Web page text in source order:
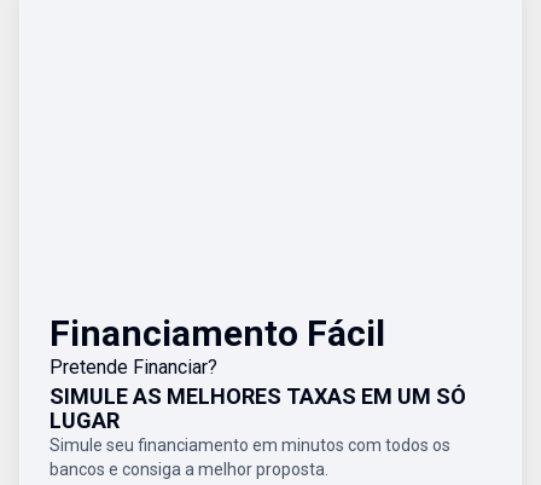
Financiamento Fácil
Pretende Financiar?
SIMULE AS MELHORES TAXAS EM UM SÓ
LUGAR
Simule seu financiamento em minutos com todos os
bancos e consiga a melhor proposta.